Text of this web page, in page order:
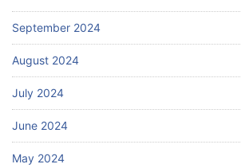
September 2024
August 2024
July 2024
June 2024
May 2024